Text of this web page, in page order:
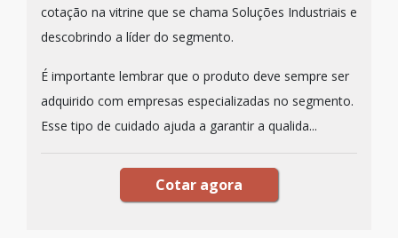
cotação na vitrine que se chama Soluções Industriais e
descobrindo a líder do segmento.
É importante lembrar que o produto deve sempre ser
adquirido com empresas especializadas no segmento.
Esse tipo de cuidado ajuda a garantir a qualida...
Cotar agora